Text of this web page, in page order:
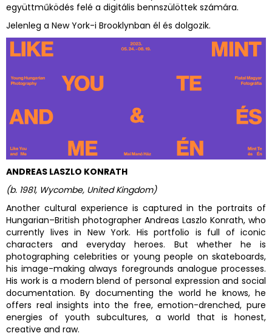
együttműködés felé a digitális bennszülöttek számára.
Jelenleg a New York-i Brooklynban él és dolgozik.
ANDREAS LASZLO KONRATH
(b. 1981, Wycombe, United Kingdom)
Another cultural experience is captured in the portraits of
Hungarian–British photographer Andreas Laszlo Konrath, who
currently lives in New York. His portfolio is full of iconic
characters and everyday heroes. But whether he is
photographing celebrities or young people on skateboards,
his image-making always foregrounds analogue processes.
His work is a modern blend of personal expression and social
documentation. By documenting the world he knows, he
offers real insights into the free, emotion-drenched, pure
energies of youth subcultures, a world that is honest,
creative and raw.